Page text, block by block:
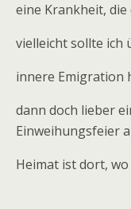
eine Krankheit,
vielleicht sollte ich
innere Emigration
dann doch lieber
Einweihungsfeier
Heimat ist dort,